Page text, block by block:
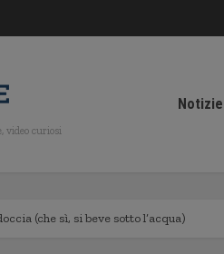
video curiosi
(che sì, si beve sotto l’acqua)